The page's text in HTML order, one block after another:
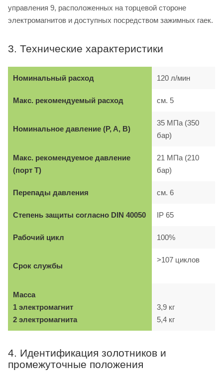
управления 9, расположенных на торцевой стороне
электромагнитов и доступных посредством зажимных гаек.
3. Технические характеристики
Номинальный расход 120 л/мин
Макс. рекомендуемый расход см. 5
Номинальное давление (P, A, B)
35 МПа (350
бар)
Макс. рекомендуемое давление
(порт T)
21 МПа (210
бар)
Перепады давления см. 6
Степень защиты согласно DIN 40050 IP 65
Рабочий цикл 100%
Срок службы
>107 циклов
Масса
1 электромагнит
2 электромагнита
3,9 кг
5,4 кг
4. Идентификация золотников и
промежуточные положения